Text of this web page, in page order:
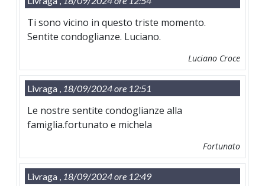
Ti sono vicino in questo triste momento.
Sentite condoglianze. Luciano.
Luciano Croce
Livraga , 18/09/2024 ore 12:51
Le nostre sentite condoglianze alla
famiglia.fortunato e michela
Fortunato
Livraga , 18/09/2024 ore 12:49